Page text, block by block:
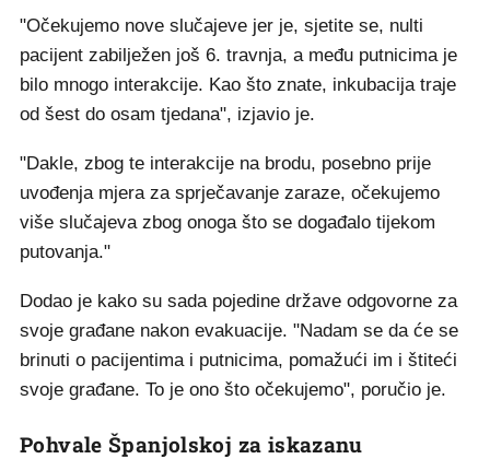
"Očekujemo nove slučajeve jer je, sjetite se, nulti
pacijent zabilježen još 6. travnja, a među putnicima je
bilo mnogo interakcije. Kao što znate, inkubacija traje
od šest do osam tjedana", izjavio je.
"Dakle, zbog te interakcije na brodu, posebno prije
uvođenja mjera za sprječavanje zaraze, očekujemo
više slučajeva zbog onoga što se događalo tijekom
putovanja."
Dodao je kako su sada pojedine države odgovorne za
svoje građane nakon evakuacije. "Nadam se da će se
brinuti o pacijentima i putnicima, pomažući im i štiteći
svoje građane. To je ono što očekujemo", poručio je.
Pohvale Španjolskoj za iskazanu